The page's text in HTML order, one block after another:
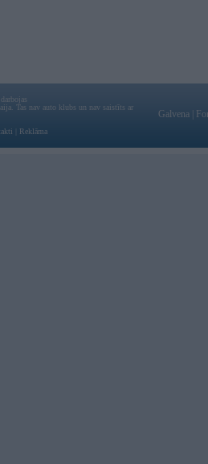
Tas nav auto klubs un nav saistīts ar
Reklāma
Galvena